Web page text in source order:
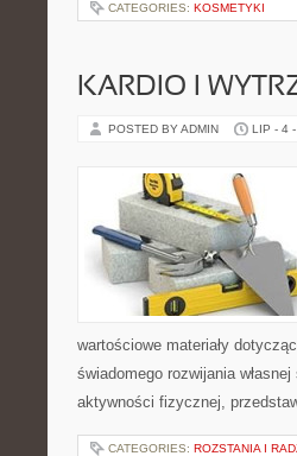
CATEGORIES: KOSMETYKI
KARDIO I
POSTED BY ADMIN LIP - 4
wartościowe materiały
świadomego rozwijania
aktywności fizycznej,
CATEGORIES: ROZSTANIA I